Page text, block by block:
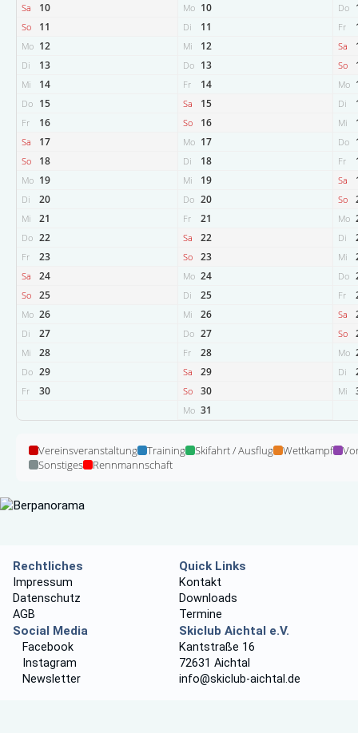
Sa 10
So 11
Mo 12
Di 13
Mi 14
Do 15
Fr 16
Sa 17
So 18
Mo 19
Di 20
Mi 21
Do 22
Fr 23
Sa 24
So 25
Mo 26
Di 27
Mi 28
Do 29
Fr 30
Mo 10
Di 11
Mi 12
Do 13
Fr 14
Sa 15
So 16
Mo 17
Di 18
Mi 19
Do 20
Fr 21
Sa 22
So 23
Mo 24
Di 25
Mi 26
Do 27
Fr 28
Sa 29
So 30
Mo 31
Do
Fr
Sa
So
Mo
Di
Mi
Do
Fr
Sa
So
Mo
Di
Mi
Do
Fr
Sa
So
Mo
Di
Mi
Vereinsveranstaltung Training Skifahrt / Ausflug Wettkampf
Sonstiges
Rennmannschaft
Rechtliches
Impressum
Datenschutz
AGB
Quick Links
Kontakt
Downloads
Termine
Social Media
Facebook
Instagram
Newsletter
Skiclub Aichtal e.V.
Kantstraße 16
72631 Aichtal
info@skiclub-aichtal.de